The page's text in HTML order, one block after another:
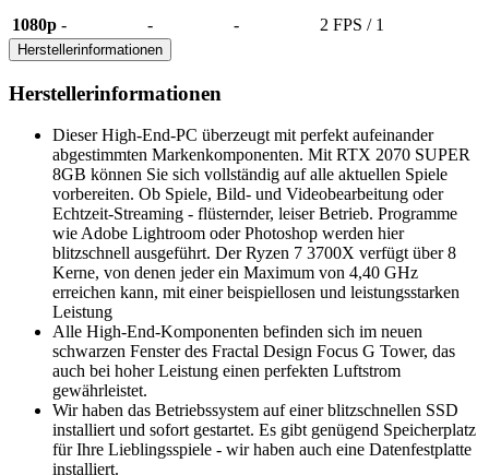
1080p - - - 2 FPS / 1
Herstellerinformationen
Herstellerinformationen
Dieser High-End-PC überzeugt mit perfekt aufeinander
abgestimmten Markenkomponenten. Mit RTX 2070 SUPER
8GB können Sie sich vollständig auf alle aktuellen Spiele
vorbereiten. Ob Spiele, Bild- und Videobearbeitung oder
Echtzeit-Streaming - flüsternder, leiser Betrieb. Programme
wie Adobe Lightroom oder Photoshop werden hier
blitzschnell ausgeführt. Der Ryzen 7 3700X verfügt über 8
Kerne, von denen jeder ein Maximum von 4,40 GHz
erreichen kann, mit einer beispiellosen und leistungsstarken
Leistung
Alle High-End-Komponenten befinden sich im neuen
schwarzen Fenster des Fractal Design Focus G Tower, das
auch bei hoher Leistung einen perfekten Luftstrom
gewährleistet.
Wir haben das Betriebssystem auf einer blitzschnellen SSD
installiert und sofort gestartet. Es gibt genügend Speicherplatz
für Ihre Lieblingsspiele - wir haben auch eine Datenfestplatte
installiert.